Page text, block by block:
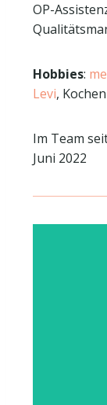
OP-
Hobbies:
Levi,
Im Team
Juni 2022